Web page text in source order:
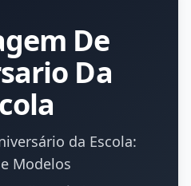
De
Da
da Escola:
Modelos